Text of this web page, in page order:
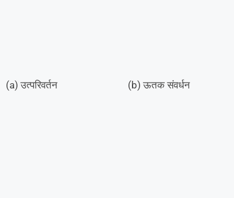
(a) उत्परिवर्तन (b) ऊतक संवर्धन